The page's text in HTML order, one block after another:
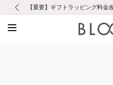
お修理・アフター
【重要】令和８年熊本地震
【重要】ギフトラッピング料金
【重要】夏季休業の
税込5,500円以上で送料無
新規会員登録で1000
新規LINE友だち登録で
会員限定！レビュー投稿
お修理・アフター
【重要】令和８年熊本地震